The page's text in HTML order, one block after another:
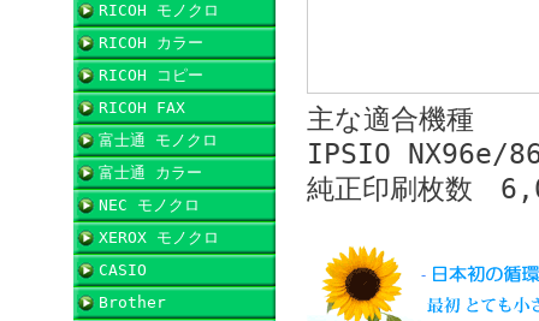
RICOH モノクロ
RICOH カラー
RICOH コピー
RICOH FAX
富士通 モノクロ
富士通 カラー
NEC モノクロ
XEROX モノクロ
CASIO
Brother
主な適合機種
IPSIO NX96e/
純正印刷枚数